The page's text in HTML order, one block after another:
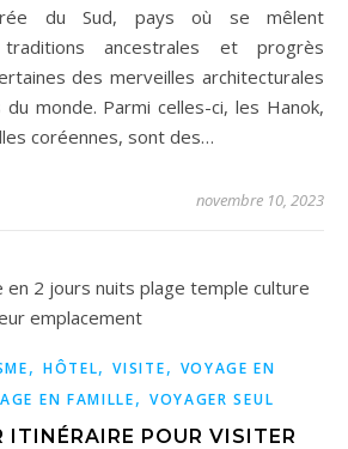
du Sud, pays où se mêlent
traditions ancestrales et progrès
des merveilles architecturales
monde. Parmi celles-ci, les Hanok,
coréennes, sont des…
novembre 10, 2023
, HÔTEL,VISITE, VOYAGE EN
EN FAMILLE, VOYAGER SEUL
ITINÉRAIRE POUR VISITER